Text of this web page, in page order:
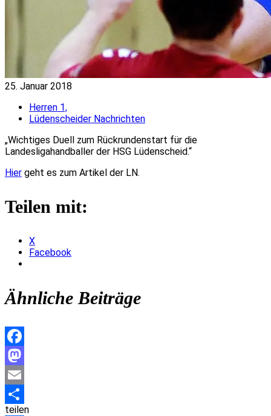
25. Januar 2018
Herren 1,
Lüdenscheider Nachrichten
„Wichtiges Duell zum Rückrundenstart für die
Landesligahandballer der HSG Lüdenscheid.“
Hier geht es zum Artikel der LN.
Teilen mit:
X
Facebook
Ähnliche Beiträge
Facebook
Mastodon
Email
Teilen
teilen